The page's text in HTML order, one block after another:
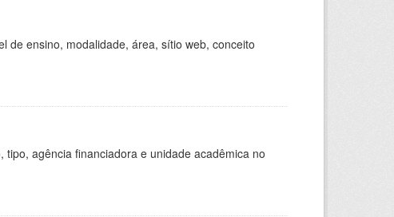
de ensino, modalidade, área, sítio web, conceito
agência financiadora e unidade acadêmica no